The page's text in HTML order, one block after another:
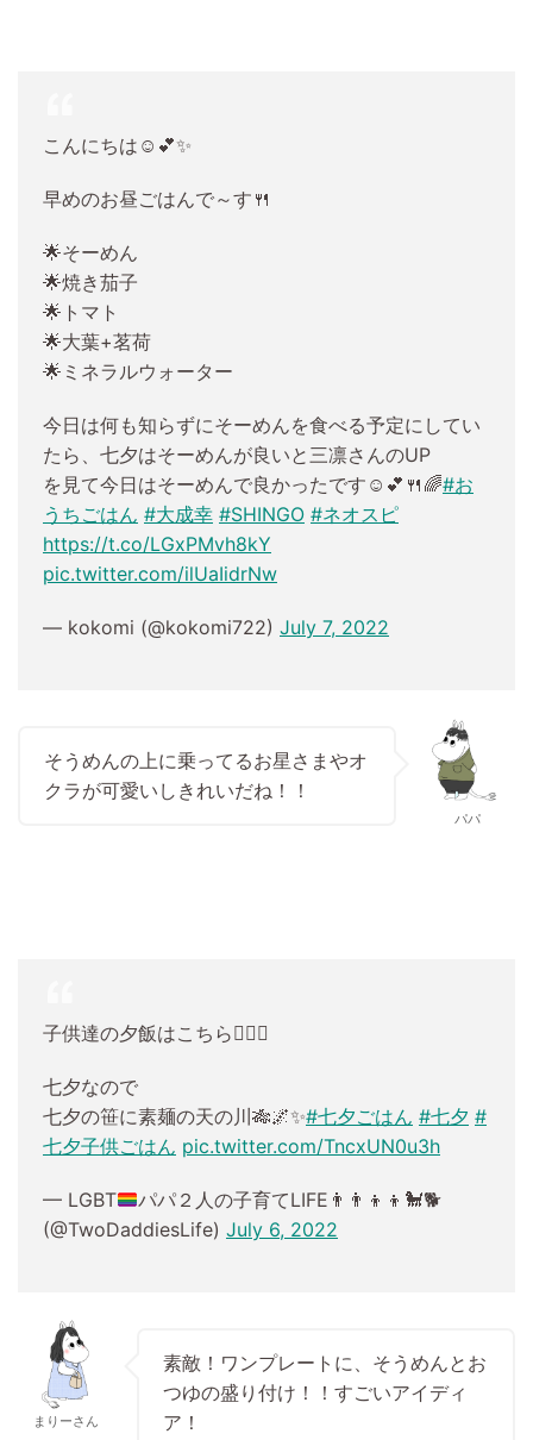
こんにちは☺️💕✨
早めのお昼ごはんで～す🍴
🌟そーめん
🌟焼き茄子
🌟トマト
🌟大葉+茗荷
🌟ミネラルウォーター
今日は何も知らずにそーめんを食べる予定にしてい
たら、七夕はそーめんが良いと三凛さんのUP
を見て今日はそーめんで良かったです☺️💕🍴🌈#お
うちごはん #大成幸 #SHINGO #ネオスピ
https://t.co/LGxPMvh8kY
pic.twitter.com/ilUaIidrNw
— kokomi (@kokomi722) July 7, 2022
そうめんの上に乗ってるお星さまやオ
クラが可愛いしきれいだね！！
パパ
子供達の夕飯はこちら💁🏻‍♂️
七夕なので
七夕の笹に素麺の天の川🎋🌌✨#七夕ごはん #七夕 #
七夕子供ごはん pic.twitter.com/TncxUN0u3h
— LGBT パパ２人の子育てLIFE 👨‍👨‍👦‍👦 🐩🐕
(@TwoDaddiesLife) July 6, 2022
まりーさん
素敵！ワンプレートに、そうめんとお
つゆの盛り付け！！すごいアイディ
ア！